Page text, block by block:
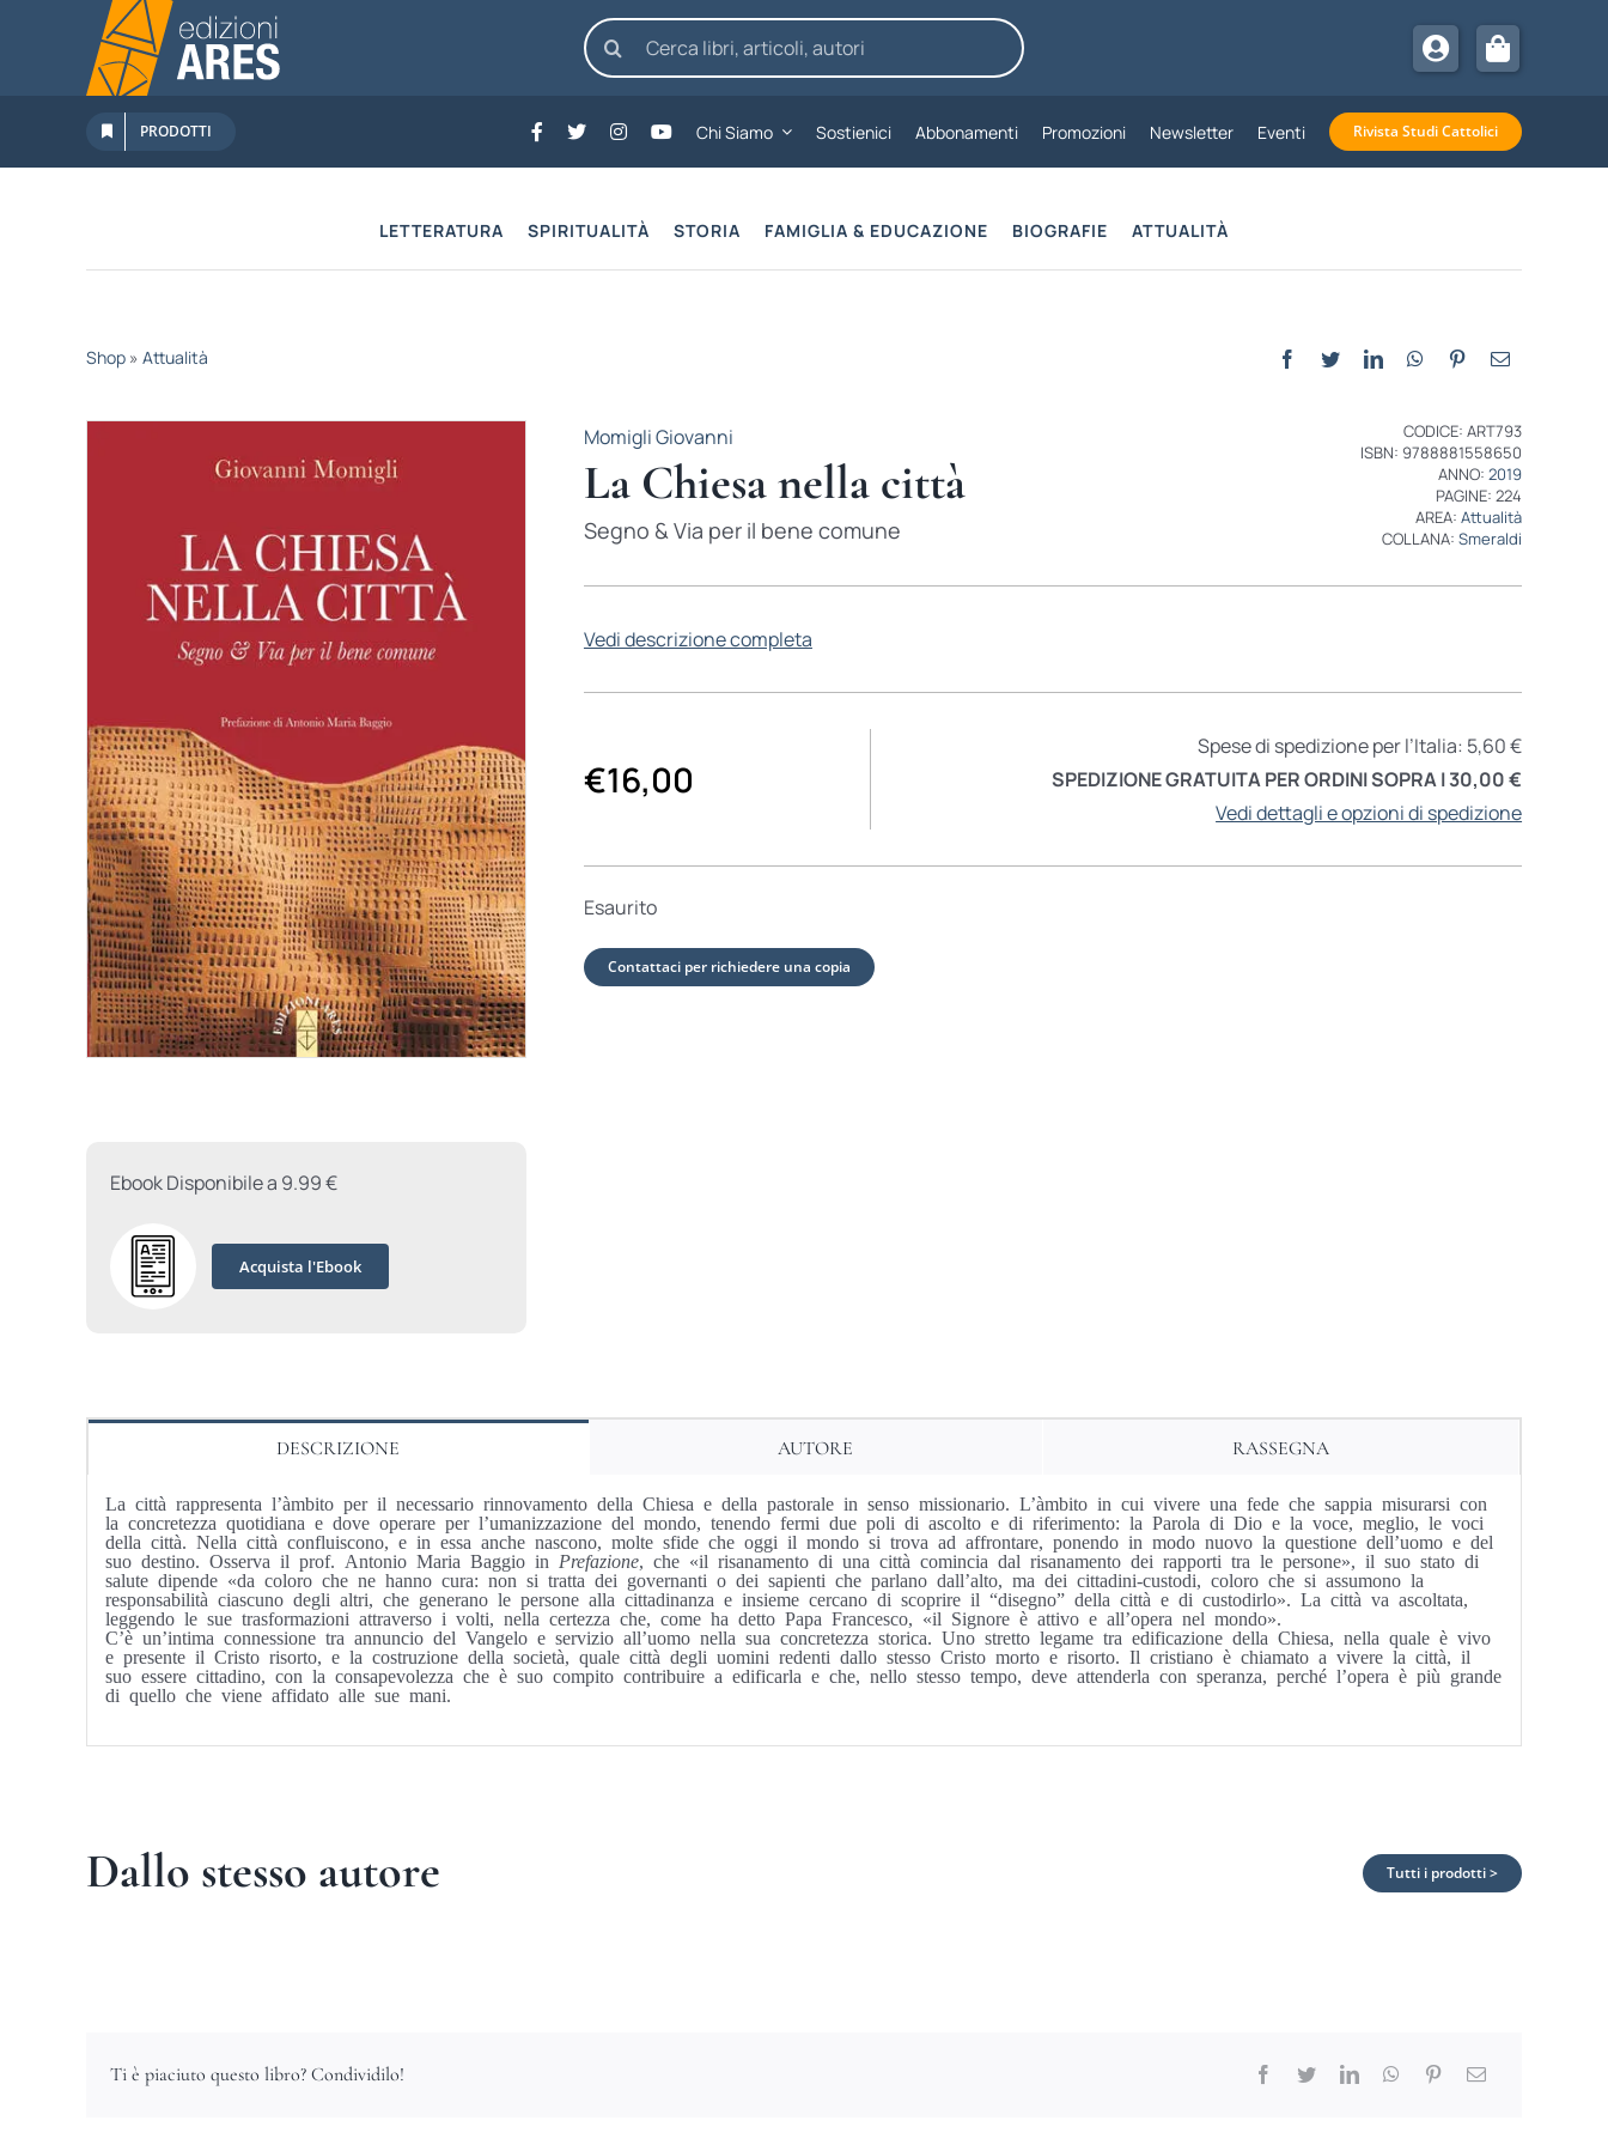
contenuto
Cerca
per:
PRODOTTI Chi Siamo Sostienici Abbonamenti Promozioni Newsletter Eventi Rivista Studi Cattolici
LETTERATURA SPIRITUALITÀ STORIA FAMIGLIA & EDUCAZIONE BIOGRAFIE ATTUALITÀ
Shop» Attualità
Momigli Giovanni
La Chiesa nella città
Segno & Via per il bene comune
CODICE: ART793
ISBN: 9788881558650
ANNO:2019
PAGINE: 224
AREA:Attualità
COLLANA:Smeraldi
Vedi descrizione completa
€16,00
Spese di spedizione per l’Italia: 5,60 €
SPEDIZIONE GRATUITA PER ORDINI SOPRA I 30,00 €
Vedi dettagli e opzioni di spedizione
Esaurito
Contattaci per richiedere una copia
Ebook Disponibile a 9.99 €
Acquista l'Ebook
DESCRIZIONE AUTORE RASSEGNA
La città rappresenta l’àmbito per il necessario rinnovamento della Chiesa e della pastorale in senso missionario. L’àmbito in cui vivere una fede che sappia misurarsi con
la concretezza quotidiana e dove operare per l’umanizzazione del mondo, tenendo fermi due poli di ascolto e di riferimento: la Parola di Dio e la voce, meglio, le voci
della città. Nella città confluiscono, e in essa anche nascono, molte sfide che oggi il mondo si trova ad affrontare, ponendo in modo nuovo la questione dell’uomo e del
suo destino. Osserva il prof. Antonio Maria Baggio in Prefazione, che «il risanamento di una città comincia dal risanamento dei rapporti tra le persone», il suo stato di
salute dipende «da coloro che ne hanno cura: non si tratta dei governanti o dei sapienti che parlano dall’alto, ma dei cittadini-custodi, coloro che si assumono la
responsabilità ciascuno degli altri, che generano le persone alla cittadinanza e insieme cercano di scoprire il “disegno” della città e di custodirlo». La città va ascoltata,
leggendo le sue trasformazioni attraverso i volti, nella certezza che, come ha detto Papa Francesco, «il Signore è attivo e all’opera nel mondo».
C’è un’intima connessione tra annuncio del Vangelo e servizio all’uomo nella sua concretezza storica. Uno stretto legame tra edificazione della Chiesa, nella quale è vivo
e presente il Cristo risorto, e la costruzione della società, quale città degli uomini redenti dallo stesso Cristo morto e risorto. Il cristiano è chiamato a vivere la città, il
suo essere cittadino, con la consapevolezza che è suo compito contribuire a edificarla e che, nello stesso tempo, deve attenderla con speranza, perché l’opera è più grande
di quello che viene affidato alle sue mani.
Dallo stesso autore Tutti i prodotti >
Ti è piaciuto questo libro? Condividilo!